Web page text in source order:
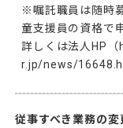
※嘱託職員は随時
童支援員の資格で
詳しくは法人HP
r.jp/news/
従事すべき業務の変